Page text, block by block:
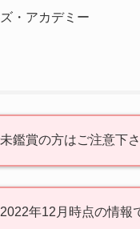
・アカデミー
鑑賞の方はご注意下さ
年12月時点の情報